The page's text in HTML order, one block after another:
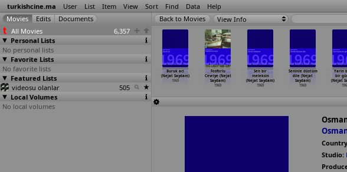
turkishcine.ma User List Item View Sort Find Data Help
All Movies
6,357
Personal Lists
No personal lists
Favorite Lists
No favorite lists
Featured Lists
videosu olanlar
505
Local Volumes
No local volumes
View Info
(Hulki
Saner)
1969
Turist Ömer Ara
bistan'da
(Hulki Saner)
(Nejat Saydam)
Buruk aci
(Nejat Saydam)
1969
Fosforlu
Cevriye (Nejat
Saydam)
1969
Sen bir
meleksin
(Nejat Saydam)
1969
Seninle düstüm
dile (Nejat
Saydam)
1969
Yarin
bir
(Nejat
Studio: